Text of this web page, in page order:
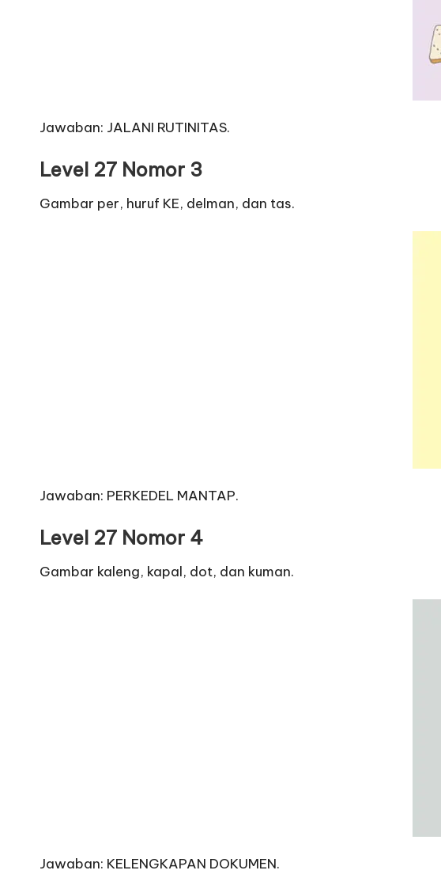
Jawaban: JALANI RUTINITAS.
Level 27 Nomor 3
Gambar per, huruf KE, delman, dan tas.
Jawaban: PERKEDEL MANTAP.
Level 27 Nomor 4
Gambar kaleng, kapal, dot, dan kuman.
Jawaban: KELENGKAPAN DOKUMEN.